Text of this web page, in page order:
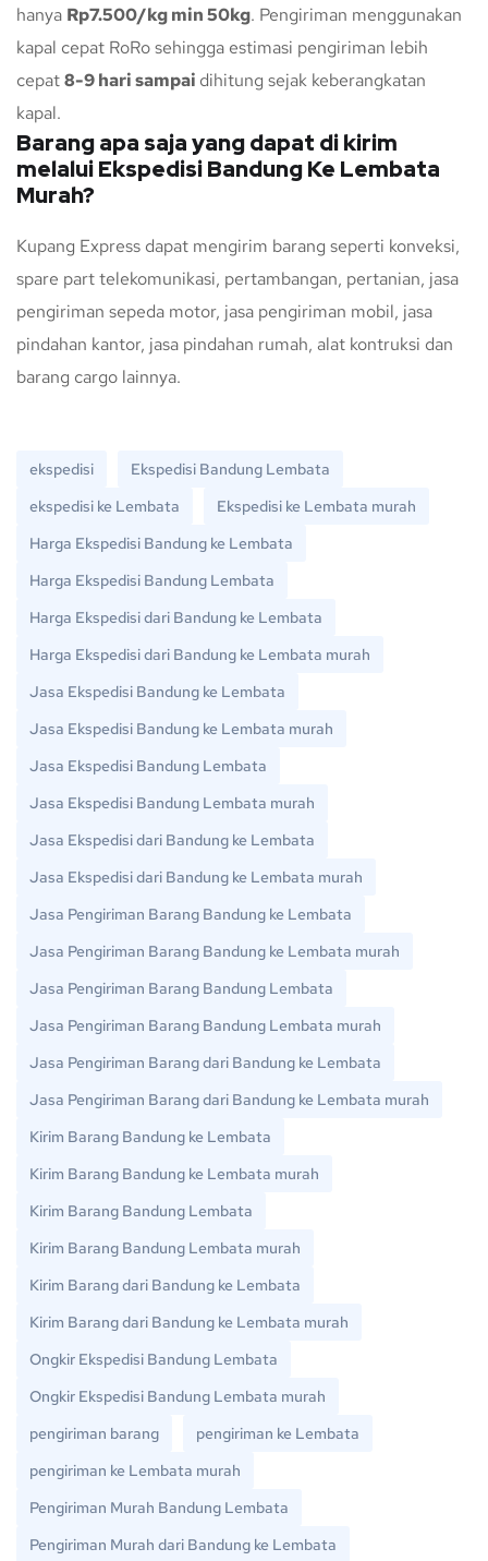
hanya Rp7.500/kg min 50kg. Pengiriman menggunakan
kapal cepat RoRo sehingga estimasi pengiriman lebih
cepat8-9 hari sampai dihitung sejak keberangkatan
kapal.
Barang apa saja yang dapat di kirim
melalui Ekspedisi Bandung Ke Lembata
Murah?
Kupang Express dapat mengirim barang seperti konveksi,
spare part telekomunikasi, pertambangan, pertanian, jasa
pengiriman sepeda motor, jasa pengiriman mobil, jasa
pindahan kantor, jasa pindahan rumah, alat kontruksi dan
barang cargo lainnya.
ekspedisi
Ekspedisi Bandung Lembata
ekspedisi ke Lembata
Ekspedisi ke Lembata murah
Harga Ekspedisi Bandung ke Lembata
Harga Ekspedisi Bandung Lembata
Harga Ekspedisi dari Bandung ke Lembata
Harga Ekspedisi dari Bandung ke Lembata murah
Jasa Ekspedisi Bandung ke Lembata
Jasa Ekspedisi Bandung ke Lembata murah
Jasa Ekspedisi Bandung Lembata
Jasa Ekspedisi Bandung Lembata murah
Jasa Ekspedisi dari Bandung ke Lembata
Jasa Ekspedisi dari Bandung ke Lembata murah
Jasa Pengiriman Barang Bandung ke Lembata
Jasa Pengiriman Barang Bandung ke Lembata murah
Jasa Pengiriman Barang Bandung Lembata
Jasa Pengiriman Barang Bandung Lembata murah
Jasa Pengiriman Barang dari Bandung ke Lembata
Jasa Pengiriman Barang dari Bandung ke Lembata murah
Kirim Barang Bandung ke Lembata
Kirim Barang Bandung ke Lembata murah
Kirim Barang Bandung Lembata
Kirim Barang Bandung Lembata murah
Kirim Barang dari Bandung ke Lembata
Kirim Barang dari Bandung ke Lembata murah
Ongkir Ekspedisi Bandung Lembata
Ongkir Ekspedisi Bandung Lembata murah
pengiriman barang
pengiriman ke Lembata
pengiriman ke Lembata murah
Pengiriman Murah Bandung Lembata
Pengiriman Murah dari Bandung ke Lembata